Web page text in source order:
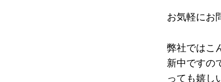
お気軽にお
弊社ではこ
新中ですの
っても嬉し